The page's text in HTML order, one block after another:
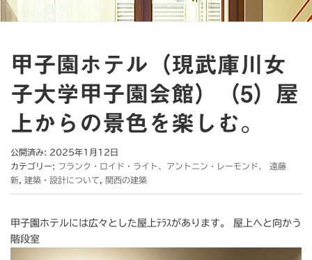
甲子園ホテル（現武庫川女
子大学甲子園会館）（5）屋
上からの景色を楽しむ。
公開済み: 2025年1月12日
カテゴリー: フランク・ロイド・ライト、アントニン・レーモンド、 遠藤
新
建築・設計について 関西の建築
甲子園ホテルには広々とした屋上ﾃﾗｽがあります。 屋上へと向かう
階段室